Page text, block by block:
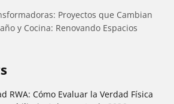
Proyectos que Cambian
y Cocina: Renovando Espacios
RWA: Cómo Evaluar la Verdad Física